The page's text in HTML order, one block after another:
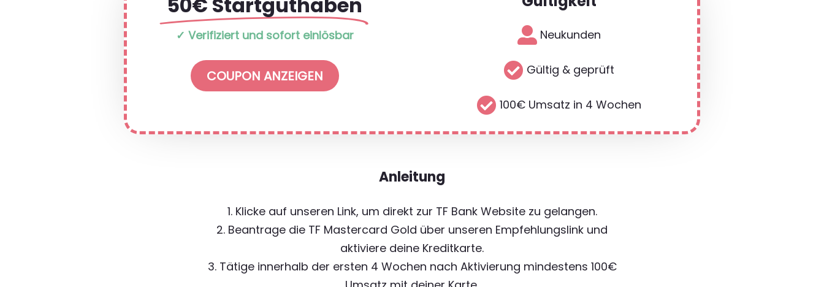
✓ Verifiziert und sofort einlösbar
COUPON ANZEIGEN
 Neukunden
 Gültig & geprüft
 100€ Umsatz in 4 Wochen
Anleitung
1. Klicke auf unseren Link, um direkt zur TF Bank Website zu gelangen.
2. Beantrage die TF Mastercard Gold über unseren Empfehlungslink und
aktiviere deine Kreditkarte.
3. Tätige innerhalb der ersten 4 Wochen nach Aktivierung mindestens 100€